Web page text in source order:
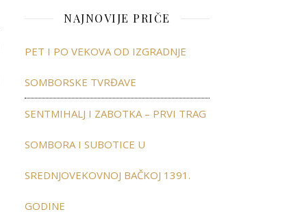
NAJNOVIJE PRIČE
PET I PO VEKOVA OD IZGRADNJE
SOMBORSKE TVRĐAVE
SENTMIHALJ I ZABOTKA – PRVI TRAG
SOMBORA I SUBOTICE U
SREDNJOVEKOVNOJ BAČKOJ 1391.
GODINE